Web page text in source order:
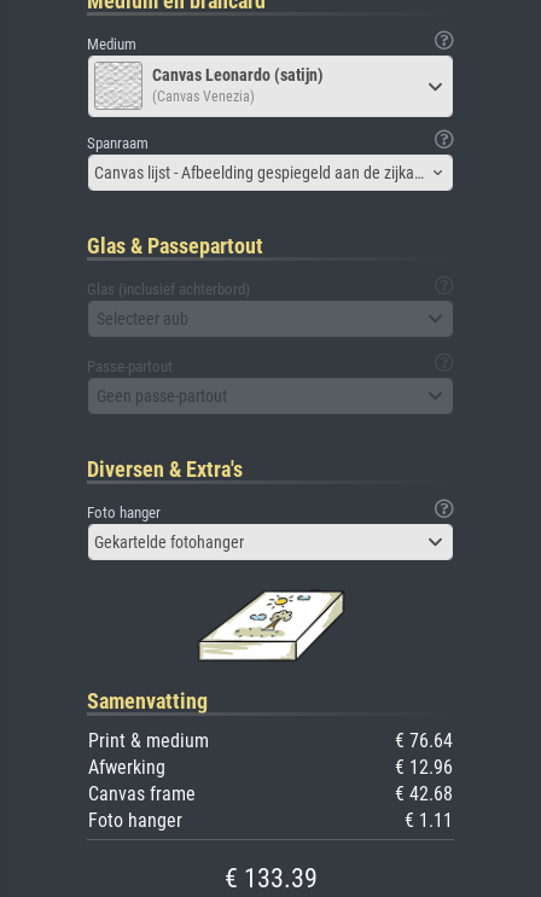
Medium
Canvas Leonardo (satijn)
(Canvas Venezia)
Spanraam
Canvas lijst - Afbeelding gespiegeld aan de zijkant
Glas & Passepartout
Glas (inclusief achterbord)
Selecteer aub
Passe-partout
Geen passe-partout
Diversen & Extra's
Foto hanger
Gekartelde fotohanger
Samenvatting
Print & medium
€ 76.64
Afwerking
€ 12.96
Canvas frame
€ 42.68
Foto hanger
€ 1.11
€ 133.39